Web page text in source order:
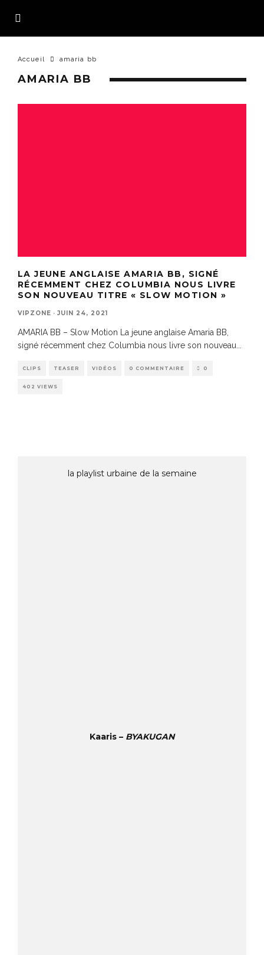
Accueil amaria bb
AMARIA BB
LA JEUNE ANGLAISE AMARIA BB, SIGNÉ
RÉCEMMENT CHEZ COLUMBIA NOUS LIVRE
SON NOUVEAU TITRE « SLOW MOTION »
VIPZONE · JUIN 24, 2021
AMARIA BB – Slow Motion La jeune anglaise Amaria BB,
signé récemment chez Columbia nous livre son nouveau
CLIPS TEASER VIDÉOS 0 COMMENTAIRE 0
402 VIEWS
la playlist urbaine de la semaine
Kaaris – BYAKUGAN